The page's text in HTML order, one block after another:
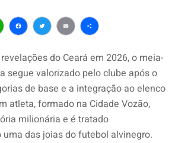
Facebook
Twitter
EmailShare
do Ceará em 2026, o meia-
segue valorizado pelo clube após o
de base e a integração ao elenco
atleta, formado na Cidade Vozão,
milionária e é tratado
das joias do futebol alvinegro.